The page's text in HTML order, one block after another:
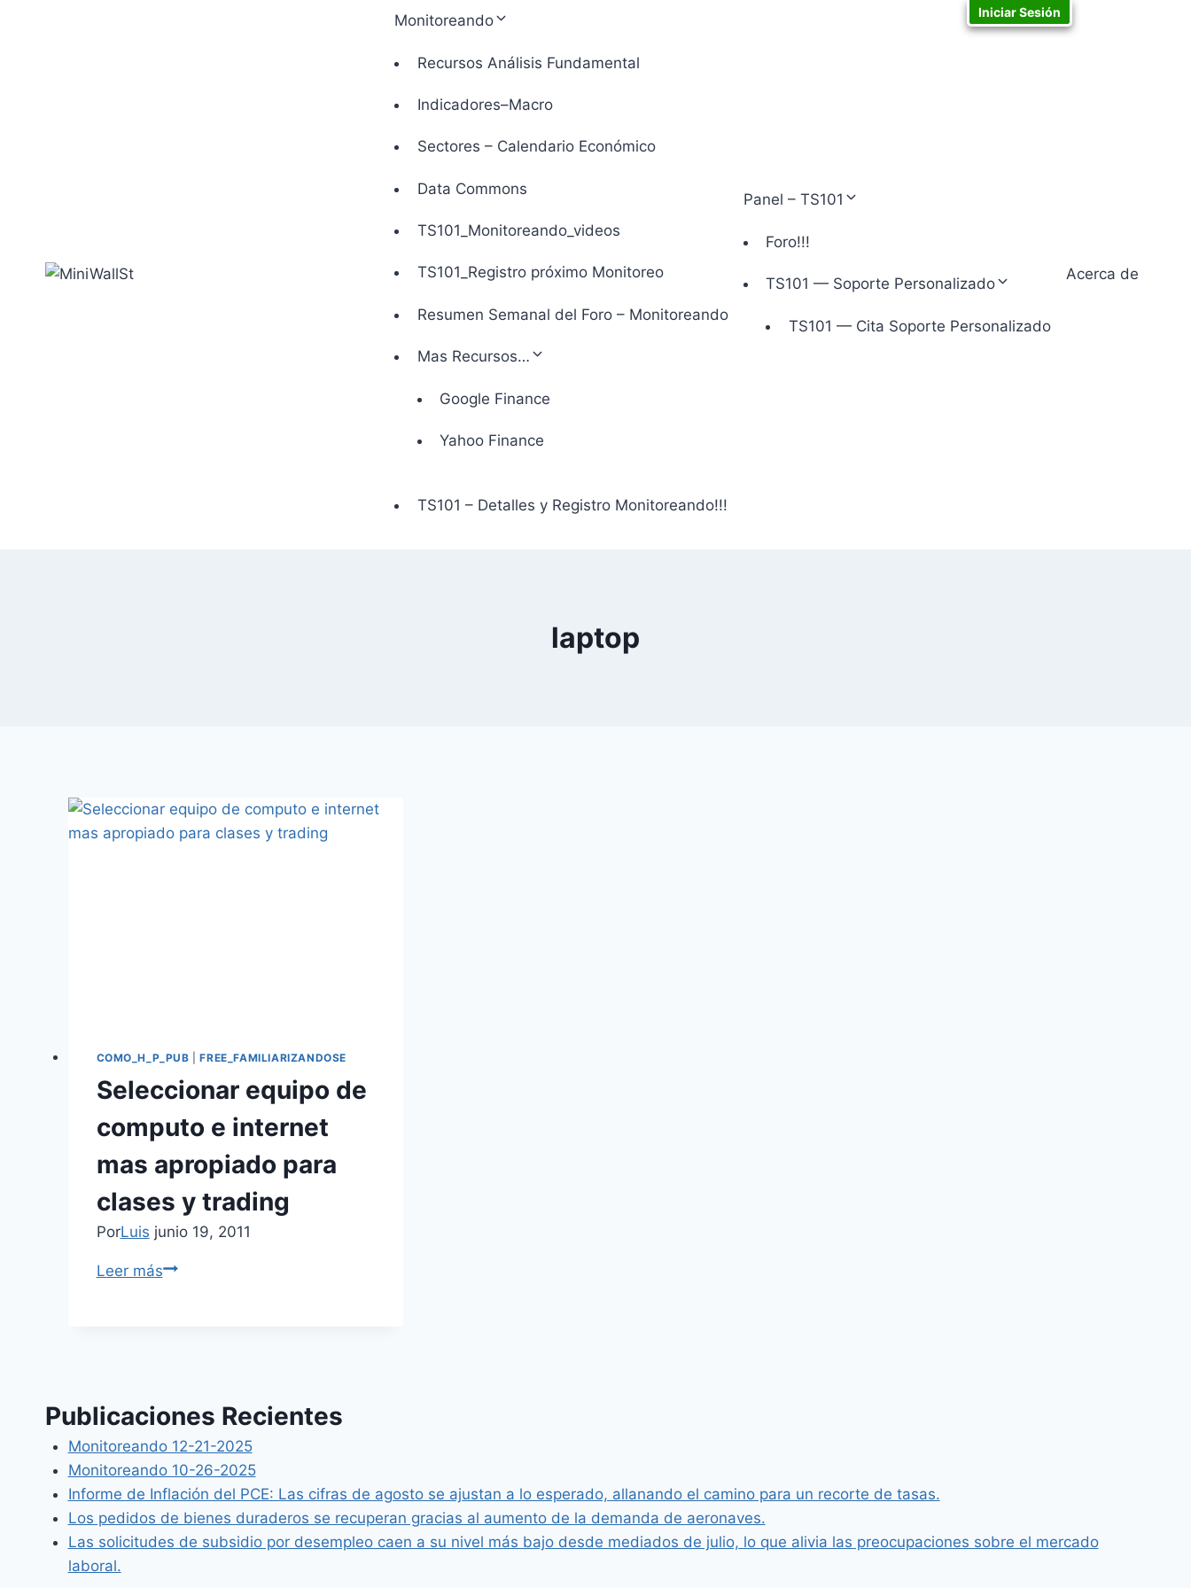
Monitoreando
Recursos Análisis Fundamental
Indicadores–Macro
Sectores – Calendario Económico
Data Commons
TS101_Monitoreando_videos
TS101_Registro próximo Monitoreo
Resumen Semanal del Foro – Monitoreando
Mas Recursos…
Google Finance
Yahoo Finance
TS101 – Detalles y Registro Monitoreando!!!
Panel – TS101
Foro!!!
TS101 — Soporte Personalizado
TS101 — Cita Soporte Personalizado
Acerca de
laptop
COMO_H_P_PUB |FREE_FAMILIARIZANDOSE
Seleccionar equipo de
computo e internet
mas apropiado para
clases y trading
PorLuis junio 19, 2011
Leer más
Publicaciones Recientes
Monitoreando 12-21-2025
Monitoreando 10-26-2025
Informe de Inflación del PCE: Las cifras de agosto se ajustan a lo esperado, allanando el camino para un recorte de tasas.
Los pedidos de bienes duraderos se recuperan gracias al aumento de la demanda de aeronaves.
Las solicitudes de subsidio por desempleo caen a su nivel más bajo desde mediados de julio, lo que alivia las preocupaciones sobre el mercado
laboral.
Iniciar Sesión